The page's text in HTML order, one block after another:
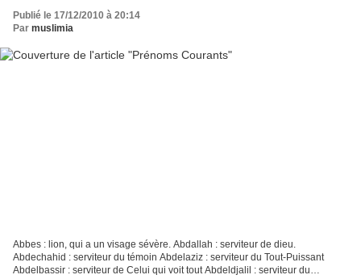
Publié le 17/12/2010 à 20:14
Par muslimia
Abbes : lion, qui a un visage sévère. Abdallah : serviteur de dieu.
Abdechahid : serviteur du témoin Abdelaziz : serviteur du Tout-Puissant
Abdelbassir : serviteur de Celui qui voit tout Abdeldjalil : serviteur du